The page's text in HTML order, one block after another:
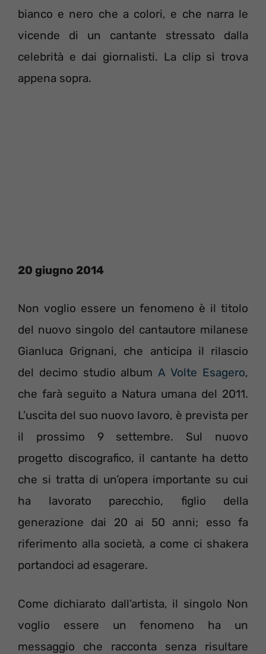
bianco e nero che a colori, e che narra le
vicende di un cantante stressato dalla
celebrità e dai giornalisti. La clip si trova
appena sopra.
20 giugno 2014
Non voglio essere un fenomeno è il titolo
del nuovo singolo del cantautore milanese
Gianluca Grignani, che anticipa il rilascio
del decimo studio albumA Volte Esagero,
che farà seguito a Natura umana del 2011.
L’uscita del suo nuovo lavoro, è prevista per
il prossimo 9 settembre. Sul nuovo
progetto discografico, il cantante ha detto
che si tratta di un’opera importante su cui
ha lavorato parecchio, figlio della
generazione dai 20 ai 50 anni; esso fa
riferimento alla società, a come ci shakera
portandoci ad esagerare.
Come dichiarato dall’artista, il singolo Non
voglio essere un fenomeno ha un
messaggio che racconta senza risultare